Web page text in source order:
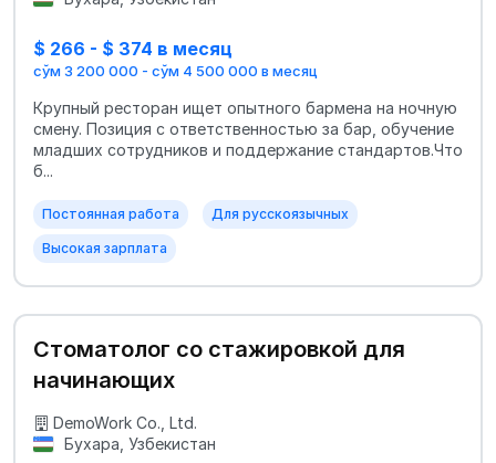
$ 266 - $ 374 в месяц
сўм 3 200 000 - сўм 4 500 000 в месяц
Крупный ресторан ищет опытного бармена на ночную
смену. Позиция с ответственностью за бар, обучение
младших сотрудников и поддержание стандартов.Что
б...
Постоянная работа Для русскоязычных
Высокая зарплата
Стоматолог со стажировкой для
начинающих
DemoWork Co., Ltd.
Бухара, Узбекистан